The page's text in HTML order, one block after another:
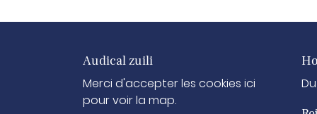
Audical zuili
Merci d'accepter les cookiesici
pour voir la map.